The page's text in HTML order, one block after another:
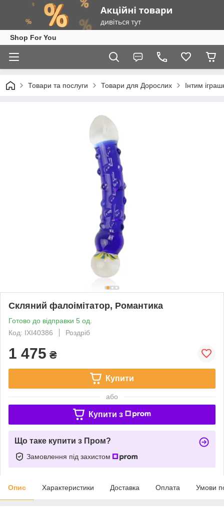
Shop For You
Товари та послуги Товари для Дорослих Інтим
Скляний фалоімітатор, Романтика
Готово до відправки 5 од.
Код: IXI40386
Роздріб
1 475 ₴
Купити
або
Купити з
Що таке купити з Пром?
Замовлення під захистом
Опис Характеристики Доставка Оплата Умови